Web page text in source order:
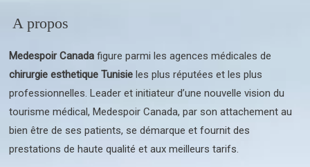
A propos
Medespoir Canada figure parmi les agences médicales de
chirurgie esthetique Tunisie les plus réputées et les plus
professionnelles. Leader et initiateur d’une nouvelle vision du
tourisme médical, Medespoir Canada, par son attachement au
bien être de ses patients, se démarque et fournit des
prestations de haute qualité et aux meilleurs tarifs.